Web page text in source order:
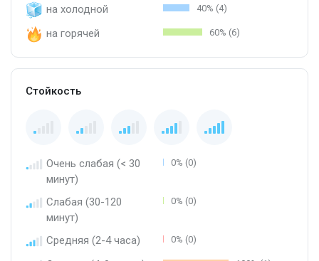
на холодной 40% (4)
на горячей 60% (6)
Стойкость
Очень слабая (< 30
минут)
0% (0)
Слабая (30-120
минут)
0% (0)
Средняя (2-4 часа) 0% (0)